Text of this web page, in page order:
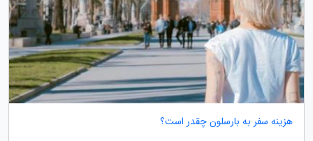
هزینه سفر به بارسلون چقدر است؟